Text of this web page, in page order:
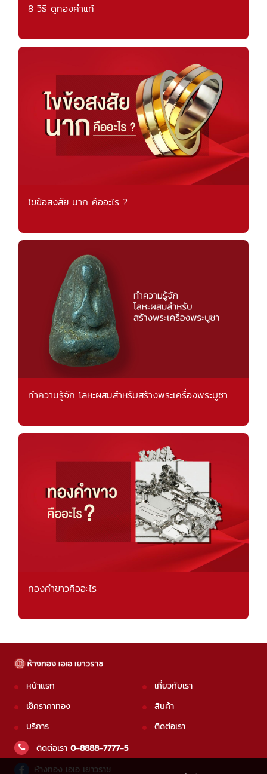
8 วิธี ดูทองคำแท้
ไขข้อสงสัย นาก คืออะไร ?
ทำความรู้จัก โลหะผสมสำหรับสร้างพระเครื่องพระบูชา
ทองคำขาวคืออะไร
หน้าแรก
เช็คราคาทอง
บริการ
เกี่ยวกับเรา
สินค้า
ติดต่อเรา
ติดต่อเรา 0-8888-7777-5
ห้างทอง เอเอ เยาวราช